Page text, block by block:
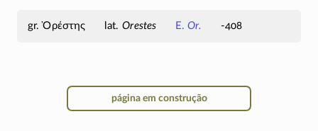
Ὀρέστης Orestes E.Or. -408
página em construção